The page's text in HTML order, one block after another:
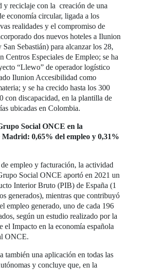
y reciclaje con la creación de una
economía circular, ligada a los
realidades y el compromiso de
dos nuevos hoteles a Ilunion
Sebastián) para alcanzar los 28,
Centros Especiales de Empleo; se ha
“Llewo” de operador logístico
Ilunion Accesibilidad como
y se ha crecido hasta los 300
con discapacidad, en la plantilla de
ubicadas en Colombia.
Social ONCE en la
0,65% del empleo y 0,31%
empleo y facturación, la actividad
Social ONCE aportó en 2021 un
Interior Bruto (PIB) de España (1
generados), mientras que contribuyó
empleo generado, uno de cada 196
según un estudio realizado por la
el Impacto en la economía española
ONCE.
también una aplicación en todas las
y concluye que, en la